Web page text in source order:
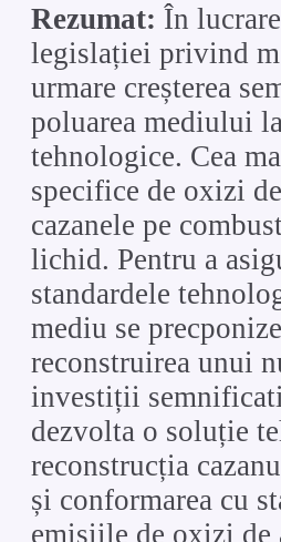
Rezumat: În
legislației privind
urmare creșterea
poluarea mediului
tehnologice. Cea
specifice de oxizi
cazanele pe
lichid. Pentru a
standardele
mediu se
reconstruirea unui
investiții
dezvolta o soluție
reconstrucția
și conformarea cu
emisiile de oxizi de